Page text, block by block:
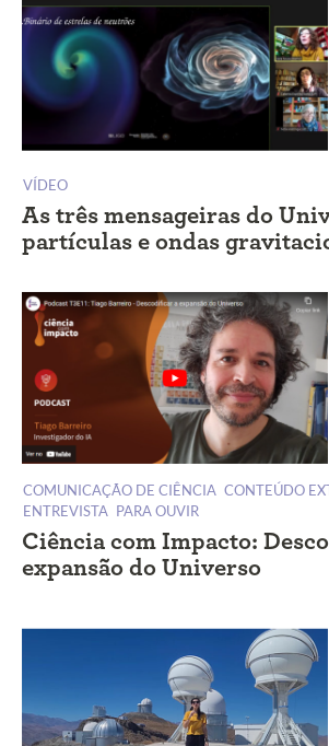
VÍDEO
As três mensageiras do
partículas e ondas
COMUNICAÇÃO DE CIÊNCIA CONTEÚDO
ENTREVISTA PARA OUVIR
Ciência com Impacto:
expansão do Universo